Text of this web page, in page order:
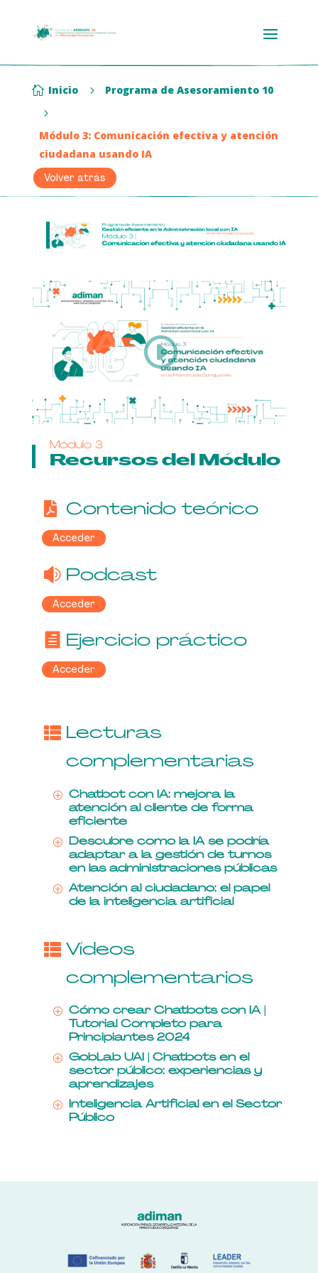
 Inicio 5 Programa de Asesoramiento 10
5
Módulo 3: Comunicación efectiva y atención
ciudadana usando IA
Volver atrás
Módulo 3
Recursos del Módulo
Contenido teórico
Acceder
Podcast
Acceder
Ejercicio práctico
Acceder
Lecturas
complementarias
P
Chatbot con IA: mejora la
atención al cliente de forma
eficiente
P
Descubre como la IA se podría
adaptar a la gestión de turnos
en las administraciones públicas
P
Atención al ciudadano: el papel
de la inteligencia artificial
Vídeos
complementarios
P
Cómo crear Chatbots con IA |
Tutorial Completo para
Principiantes 2024
P
GobLab UAI | Chatbots en el
sector público: experiencias y
aprendizajes
P
Inteligencia Artificial en el Sector
Público